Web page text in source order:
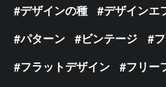
デザインの種
デザインエ
パターン
ビンテージ
フラットデザイン
フリー